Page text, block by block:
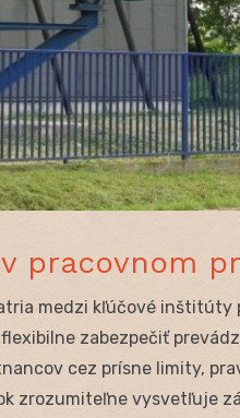
pracovnom
medzi kľúčové inštitúty
zabezpečiť
cez prísne limity,
zrozumiteľne vysvetľuje